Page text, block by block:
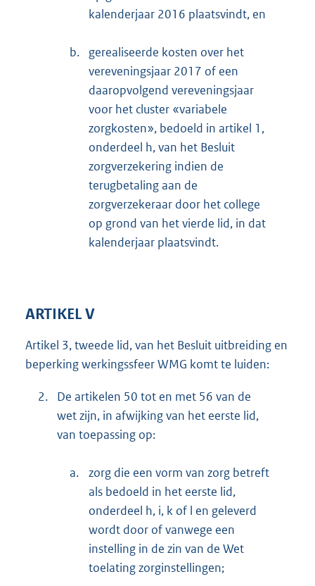
kalenderjaar 2016 plaatsvindt, en
b.
gerealiseerde kosten over het
vereveningsjaar 2017 of een
daaropvolgend vereveningsjaar
voor het cluster «variabele
zorgkosten», bedoeld in artikel 1,
onderdeel h, van het Besluit
zorgverzekering indien de
terugbetaling aan de
zorgverzekeraar door het college
op grond van het vierde lid, in dat
kalenderjaar plaatsvindt.
ARTIKEL V
Artikel 3, tweede lid, van het Besluit uitbreiding en
beperking werkingssfeer WMG komt te luiden:
2.
De artikelen 50 tot en met 56 van de
wet zijn, in afwijking van het eerste lid,
van toepassing op:
a.
zorg die een vorm van zorg betreft
als bedoeld in het eerste lid,
onderdeel h, i, k of l en geleverd
wordt door of vanwege een
instelling in de zin van de Wet
toelating zorginstellingen;